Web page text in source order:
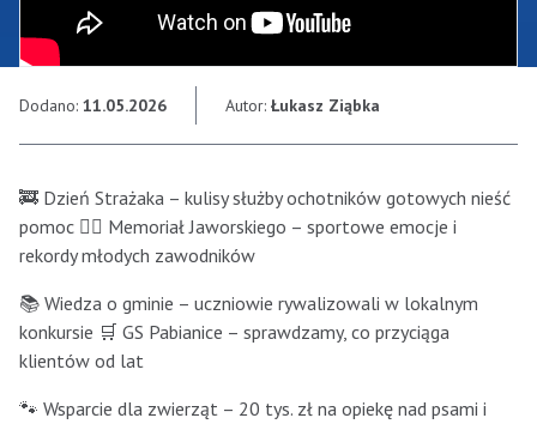
Dodano: 11.05.2026 Autor: Łukasz Ziąbka
🚒 Dzień Strażaka – kulisy służby ochotników gotowych nieść
pomoc 🏃‍♂️ Memoriał Jaworskiego – sportowe emocje i
rekordy młodych zawodników
📚 Wiedza o gminie – uczniowie rywalizowali w lokalnym
konkursie 🛒 GS Pabianice – sprawdzamy, co przyciąga
klientów od lat
🐾 Wsparcie dla zwierząt – 20 tys. zł na opiekę nad psami i